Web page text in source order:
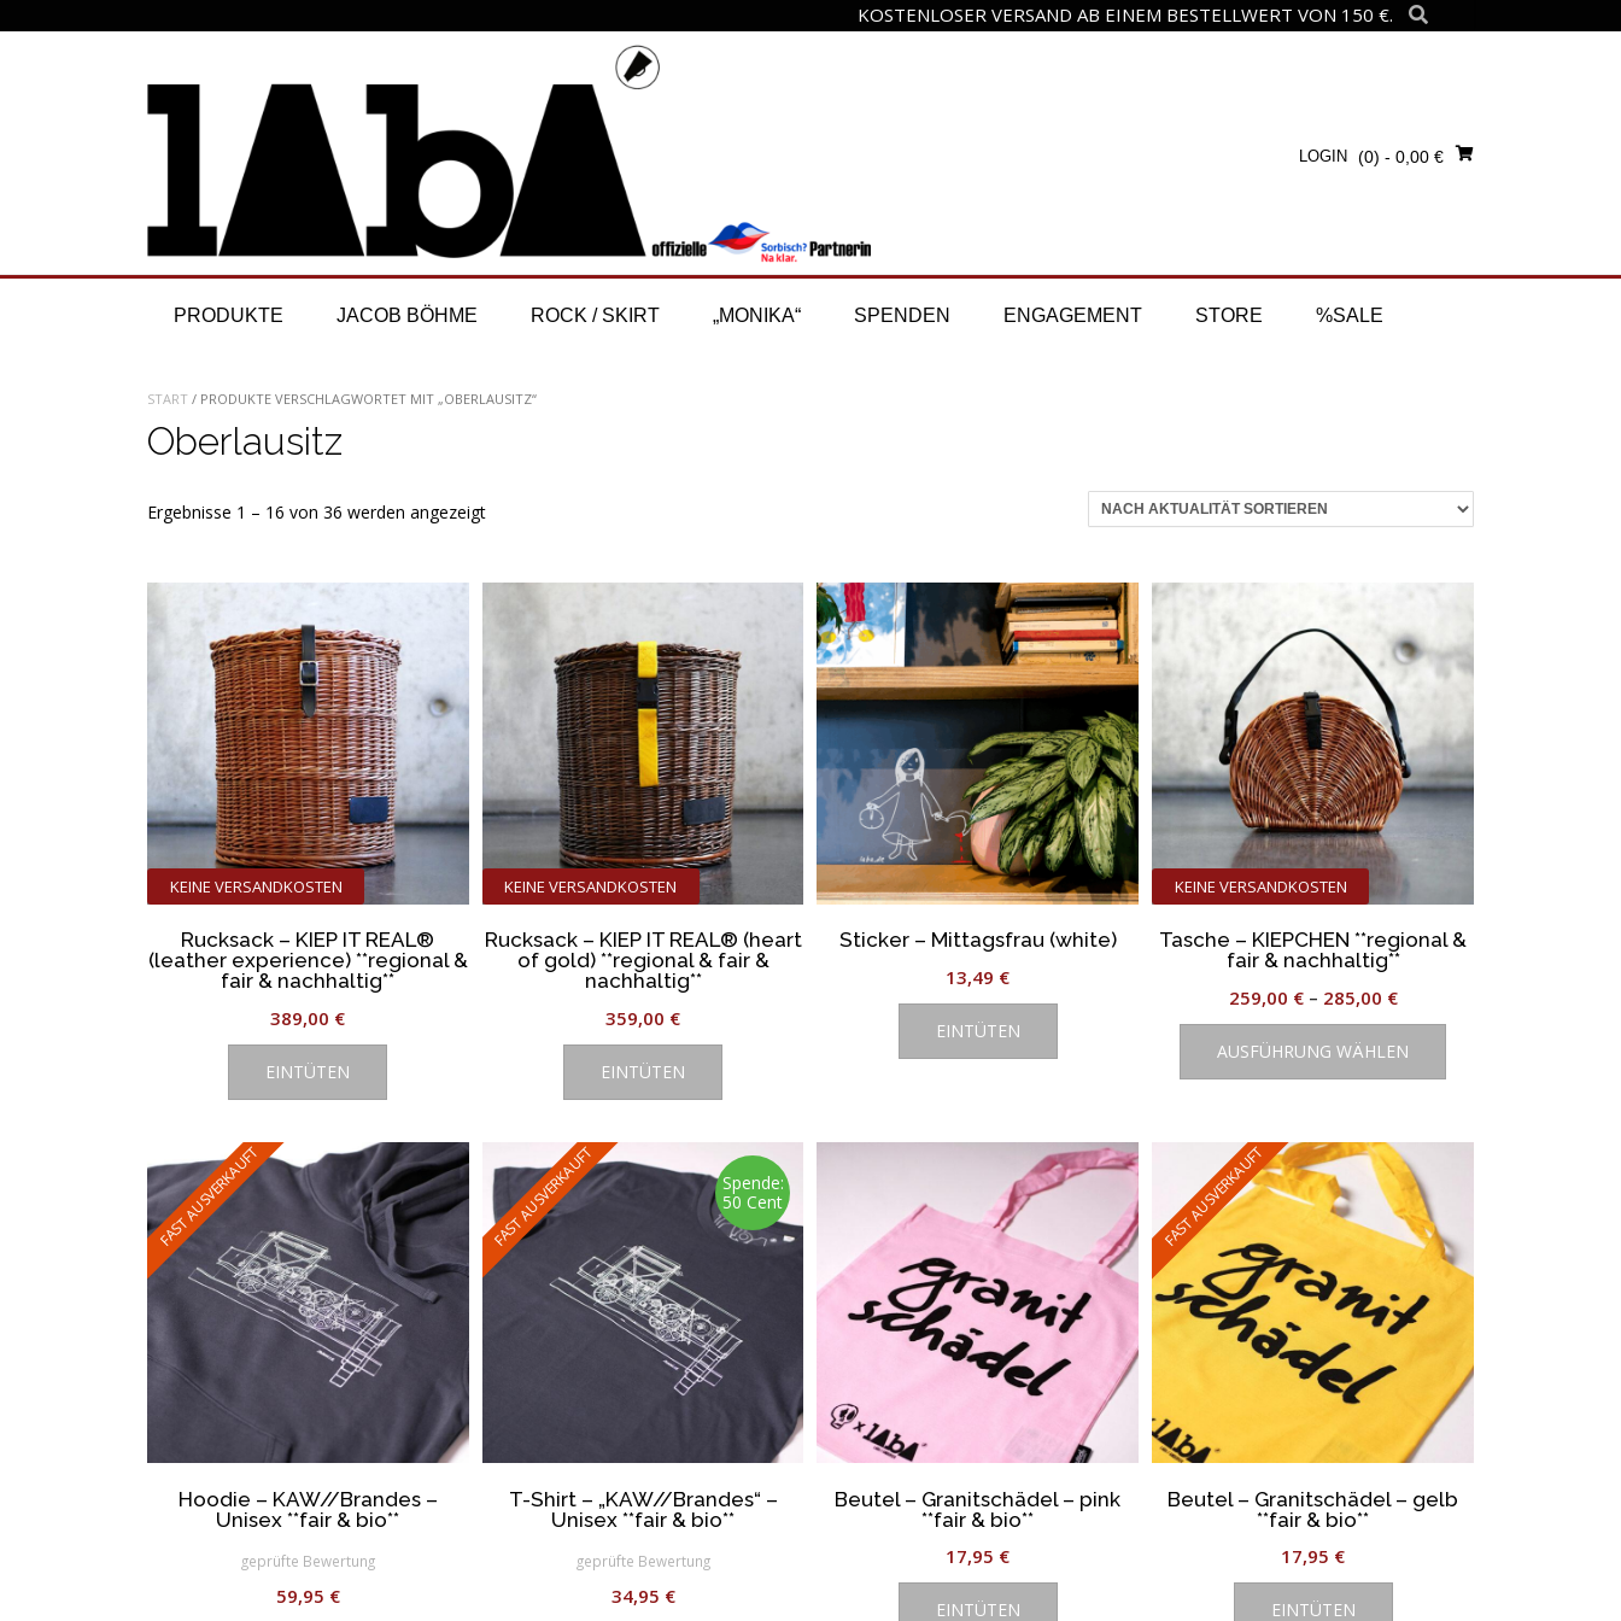
to
KOSTENLOSER VERSAND AB EINEM BESTELLWERT VON 150 €.
LOGIN (0) - 0,00 €
PRODUKTE JACOB BÖHME ROCK / SKIRT „MONIKA“ SPENDEN ENGAGEMENT STORE %SALE
START / PRODUKTE VERSCHLAGWORTET MIT „OBERLAUSITZ“
Oberlausitz
Ergebnisse 1 – 16 von 36 werden angezeigtNach
KEINE VERSANDKOSTEN
Rucksack – KIEP IT REAL®
(leather experience) **regional &
fair & nachhaltig**
389,00 €
EINTÜTEN
KEINE VERSANDKOSTEN
Rucksack – KIEP IT REAL® (heart
of gold) **regional & fair &
nachhaltig**
359,00 €
EINTÜTEN
Sticker – Mittagsfrau (white)
13,49 €
EINTÜTEN
KEINE VERSANDKOSTEN
Tasche – KIEPCHEN **regional &
fair & nachhaltig**
259,00 €– 285,00 €
AUSFÜHRUNG WÄHLEN
Dieses
weist
Varianten
können
auf
werden
FAST AUSVERKAUFT
Hoodie – KAW//Brandes –
Unisex **fair & bio**
geprüfte Bewertung
59,95 €
Spende:
50 Cent
FAST AUSVERKAUFT
T-Shirt – „KAW//Brandes“ –
Unisex **fair & bio**
geprüfte Bewertung
34,95 €
Beutel – Granitschädel – pink
**fair & bio**
17,95 €
EINTÜTEN
FAST AUSVERKAUFT
Beutel – Granitschädel – gelb
**fair & bio**
17,95 €
EINTÜTEN